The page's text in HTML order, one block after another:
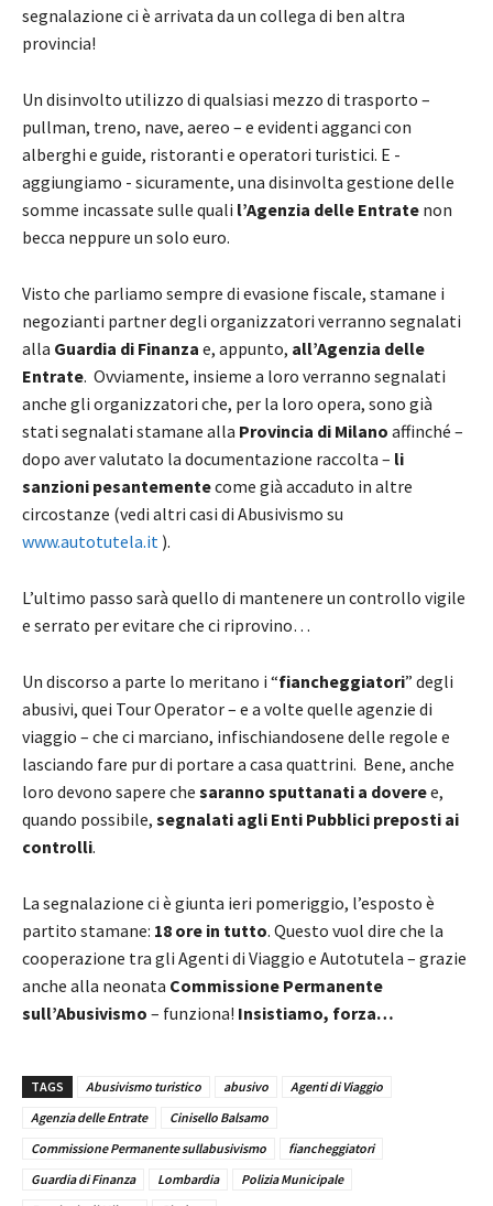
segnalazione ci è arrivata da un collega di ben altra
provincia!
Un disinvolto utilizzo di qualsiasi mezzo di trasporto –
pullman, treno, nave, aereo – e evidenti agganci con
alberghi e guide, ristoranti e operatori turistici. E -
aggiungiamo - sicuramente, una disinvolta gestione delle
somme incassate sulle quali l’Agenzia delle Entrate non
becca neppure un solo euro.
Visto che parliamo sempre di evasione fiscale, stamane i
negozianti partner degli organizzatori verranno segnalati
alla Guardia di Finanza e, appunto, all’Agenzia delle
Entrate. Ovviamente, insieme a loro verranno segnalati
anche gli organizzatori che, per la loro opera, sono già
stati segnalati stamane alla Provincia di Milano affinché –
dopo aver valutato la documentazione raccolta – li
sanzioni pesantementecome già accaduto in altre
circostanze (vedi altri casi di Abusivismo su
www.autotutela.it ).
L’ultimo passo sarà quello di mantenere un controllo vigile
e serrato per evitare che ci riprovino…
Un discorso a parte lo meritano i “fiancheggiatori” degli
abusivi, quei Tour Operator – e a volte quelle agenzie di
viaggio – che ci marciano, infischiandosene delle regole e
lasciando fare pur di portare a casa quattrini. Bene, anche
loro devono sapere che saranno sputtanati a doveree,
quando possibile, segnalati agli Enti Pubblici preposti ai
controlli.
La segnalazione ci è giunta ieri pomeriggio, l’esposto è
partito stamane: 18 ore in tutto. Questo vuol dire che la
cooperazione tra gli Agenti di Viaggio e Autotutela – grazie
anche alla neonata Commissione Permanente
sull’Abusivismo – funziona! Insistiamo, forza…
TAGS Abusivismo turistico abusivo
Agenti di Viaggio
Agenzia delle Entrate
Cinisello Balsamo
Commissione Permanente sullabusivismo
fiancheggiatori
Guardia di Finanza
Lombardia
Polizia Municipale